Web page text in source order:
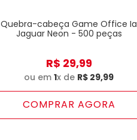
Quebra-cabeça Game Office Ia
Jaguar Neon - 500 peças
R$ 29,99
ou em1x de R$ 29,99
COMPRAR AGORA